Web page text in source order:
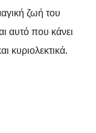
ζωή του
αυτό που κάνει
κυριολεκτικά.